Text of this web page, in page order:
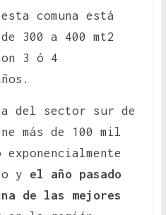
comuna está
300 a 400 mt2
3 ó 4
del sector sur de
más de 100 mil
y el año pasado
de las mejores